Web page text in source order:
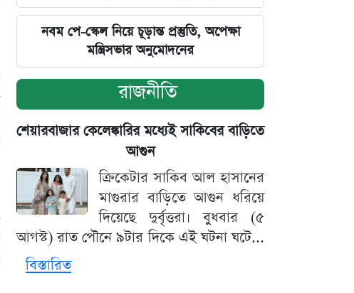
নবম পে-স্কেল নিয়ে চূড়ান্ত প্রস্তুতি, অপেক্ষা
মন্ত্রিসভার অনুমোদনের
রাজনীতি
শেয়ারবাজার কেলেঙ্কারির মধ্যেই সাকিবের বাড়িতে
আগুন
ক্রিকেটার সাকিব আল হাসানের
মাগুরার বাড়িতে আগুন ধরিয়ে
দিয়েছে দুর্বৃত্তরা। বুধবার (৫
আগস্ট) রাত পৌনে ৯টার দিকে এই ঘটনা ঘটে...
বিস্তারিত